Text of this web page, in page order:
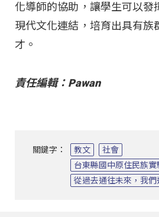
化導師的協助，讓學生可以發
現代文化連結，培育出具有族
才。
責任編輯：Pawan
關鍵字： 教文
社會
台東縣國中原住民族
從過去通往未來，我們